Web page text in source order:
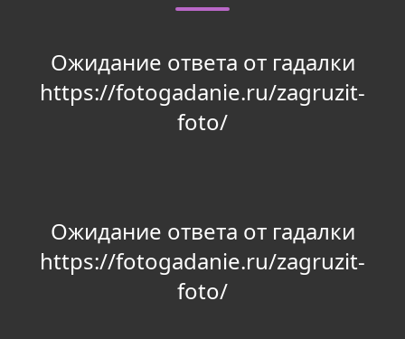
Ожидание ответа от гадалки
https://fotogadanie.ru/zagruzit-
foto/
Ожидание ответа от гадалки
https://fotogadanie.ru/zagruzit-
foto/